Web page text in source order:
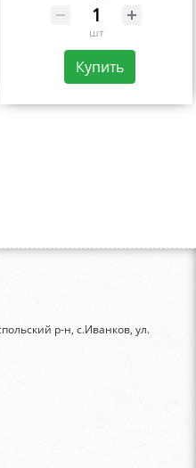
шт
Купить
р-н, с.Иванков, ул.